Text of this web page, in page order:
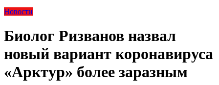
Новости
Биолог Ризванов назвал
новый вариант коронавируса
«Арктур» более заразным